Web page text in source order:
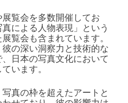
覧会を多数開催してお
による人物表現」という
覧会も含まれています。
の深い洞察力と技術的な
日本の写真文化において
います。
真の枠を超えたアートと